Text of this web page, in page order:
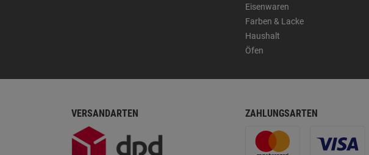
Eisenwaren
Farben & Lacke
Haushalt
Öfen
VERSANDARTEN ZAHLUNGSARTEN